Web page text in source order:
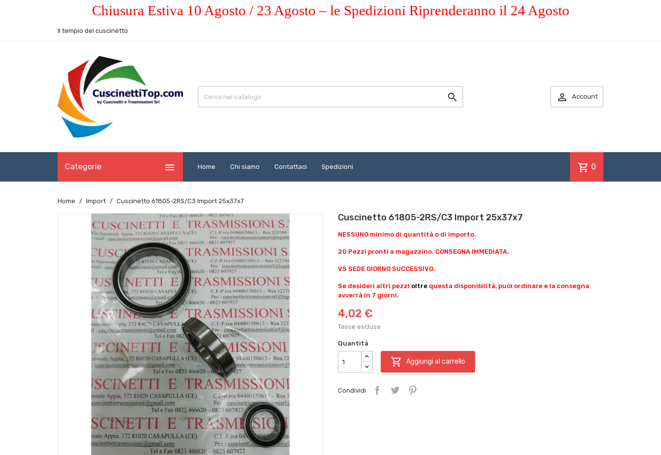
Chiusura Estiva 10 Agosto / 23 Agosto – le Spedizioni Riprenderanno il 24 Agosto
Il tempio del cuscinetto
  Account
Categorie  Home Chi siamo Contattaci Spedizioni shopping_cart 0
Home Import Cuscinetto 61805-2RS/C3 Import 25x37x7
Cuscinetto 61805-2RS/C3 Import 25x37x7
NESSUNO minimo di quantità o di importo.
20 Pezzi pronti a magazzino. CONSEGNA IMMEDIATA.
VS SEDE GIORNO SUCCESSIVO.
Se desideri altri pezzi oltre questa disponibilità, puoi ordinare e la consegna
avverrà in 7 giorni.
4,02 €
Tasse escluse
Quantità
 Aggiungi al carrello
Condividi